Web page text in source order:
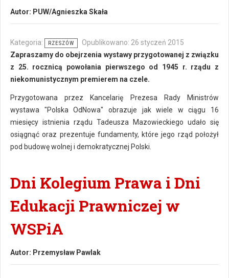
Autor: PUW/Agnieszka Skała
Kategoria: RZESZÓW
Opublikowano: 26 styczeń 2015
Zapraszamy do obejrzenia wystawy przygotowanej z związku
z 25. rocznicą powołania pierwszego od 1945 r. rządu z
niekomunistycznym premierem na czele.
Przygotowana przez Kancelarię Prezesa Rady Ministrów
wystawa "Polska OdNowa" obrazuje jak wiele w ciągu 16
miesięcy istnienia rządu Tadeusza Mazowieckiego udało się
osiągnąć oraz prezentuje fundamenty, które jego rząd położył
pod budowę wolnej i demokratycznej Polski.
Dni Kolegium Prawa i Dni
Edukacji Prawniczej w
WSPiA
Autor: Przemysław Pawlak